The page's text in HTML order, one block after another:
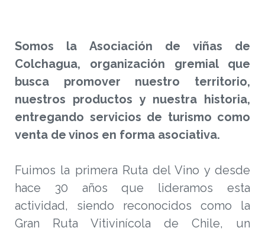
Somos la Asociación de viñas de
Colchagua, organización gremial que
busca promover nuestro territorio,
nuestros productos y nuestra historia,
entregando servicios de turismo como
venta de vinos en forma asociativa.
Fuimos la primera Ruta del Vino y desde
hace 30 años que lideramos esta
actividad, siendo reconocidos como la
Gran Ruta Vitivinícola de Chile, un